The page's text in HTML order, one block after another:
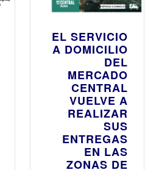
EL SERVICIO
A DOMICILIO
DEL
MERCADO
CENTRAL
VUELVE A
REALIZAR
SUS
ENTREGAS
EN LAS
ZONAS DE